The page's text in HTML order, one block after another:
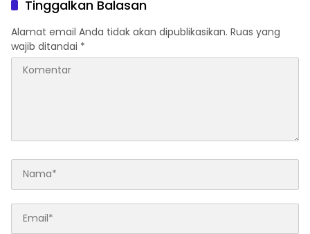
Tinggalkan Balasan
Alamat email Anda tidak akan dipublikasikan. Ruas yang
wajib ditandai *